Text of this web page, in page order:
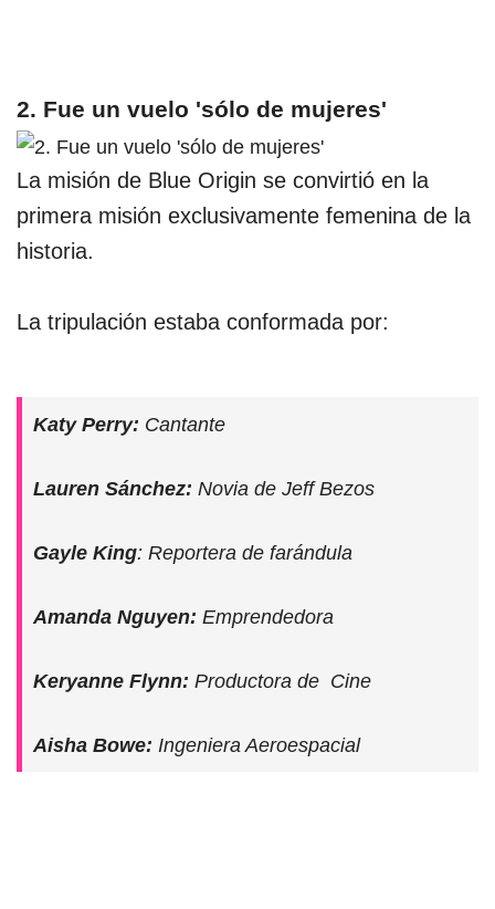
2. Fue un vuelo 'sólo de mujeres'
La misión de Blue Origin se convirtió en la
primera misión exclusivamente femenina de la
historia.
La tripulación estaba conformada por:
Katy Perry: Cantante
Lauren Sánchez: Novia de Jeff Bezos
Gayle King: Reportera de farándula
Amanda Nguyen: Emprendedora
Keryanne Flynn: Productora de Cine
Aisha Bowe: Ingeniera Aeroespacial